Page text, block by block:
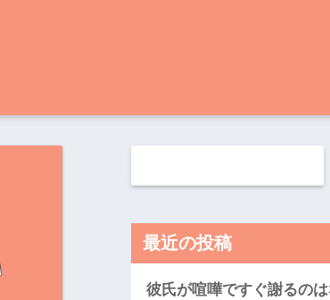
最近の投稿
彼氏が喧嘩ですぐ謝るの